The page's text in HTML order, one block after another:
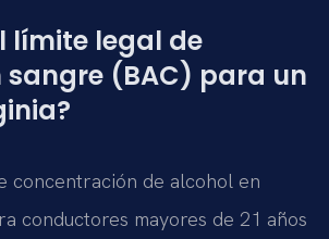
límite legal de
sangre (BAC) para un
concentración de alcohol en
conductores mayores de 21 años